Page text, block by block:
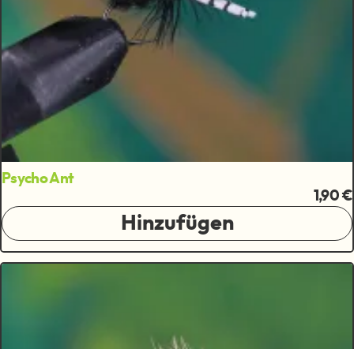
Psycho Ant
1,90 €
Hinzufügen